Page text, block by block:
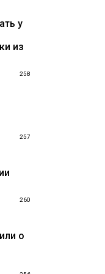
у
из
258
257
260
о